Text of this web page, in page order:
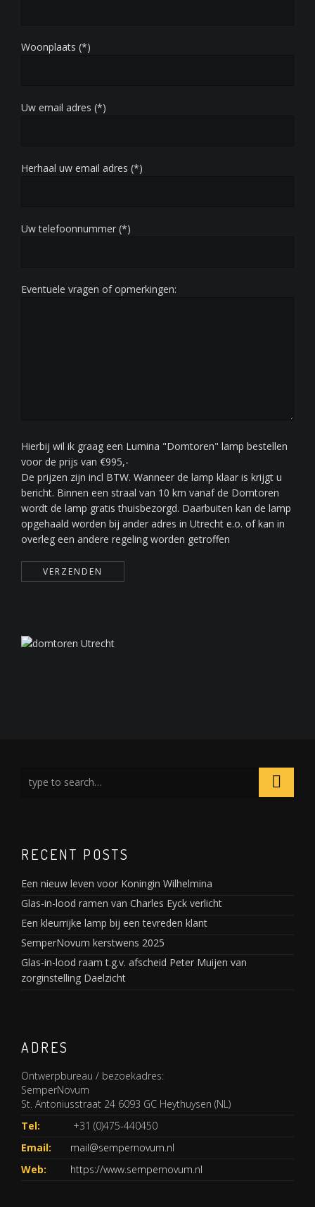
Woonplaats (*)
Uw email adres (*)
Herhaal uw email adres (*)
Uw telefoonnummer (*)
Eventuele vragen of opmerkingen:
Hierbij wil ik graag een Lumina "Domtoren" lamp bestellen
voor de prijs van €995,-
De prijzen zijn incl BTW. Wanneer de lamp klaar is krijgt u
bericht. Binnen een straal van 10 km vanaf de Domtoren
wordt de lamp gratis thuisbezorgd. Daarbuiten kan de lamp
opgehaald worden bij ander adres in Utrecht e.o. of kan in
overleg een andere regeling worden getroffen
RECENT POSTS
Een nieuw leven voor Koningin Wilhelmina
Glas-in-lood ramen van Charles Eyck verlicht
Een kleurrijke lamp bij een tevreden klant
SemperNovum kerstwens 2025
Glas-in-lood raam t.g.v. afscheid Peter Muijen van
zorginstelling Daelzicht
ADRES
Ontwerpbureau / bezoekadres:
SemperNovum
St. Antoniusstraat 24 6093 GC Heythuysen (NL)
Tel:
+31 (0)475-440450
Email:
mail@sempernovum.nl
Web:
https://www.sempernovum.nl